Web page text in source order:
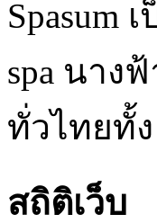
Spasum
spa นาง
ทั่วไทยทั้
สถิติเว็บ